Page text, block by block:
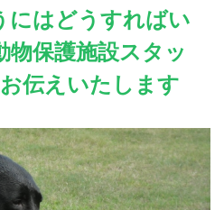
にはどうすればい
物保護施設スタッ
伝えいたします